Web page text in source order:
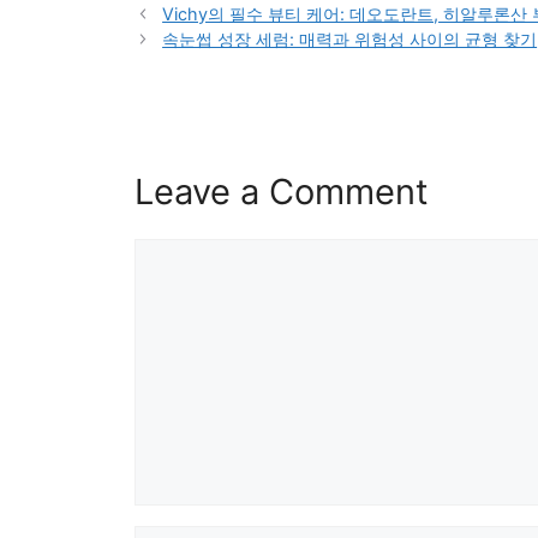
Vichy의 필수 뷰티 케어: 데오도란트, 히알루론산
속눈썹 성장 세럼: 매력과 위험성 사이의 균형 찾기
Leave a Comment